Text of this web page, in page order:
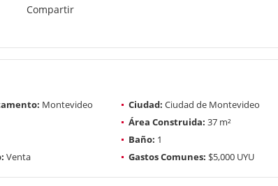
Compartir
Montevideo Ciudad: Ciudad de Montevideo
Área Construida: 37 m²
Baño: 1
Venta Gastos Comunes: $5,000 UYU